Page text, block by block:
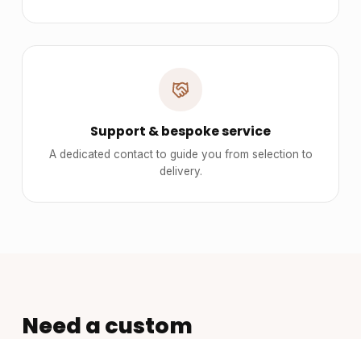
Support & bespoke service
A dedicated contact to guide you from selection to
delivery.
Need a custom